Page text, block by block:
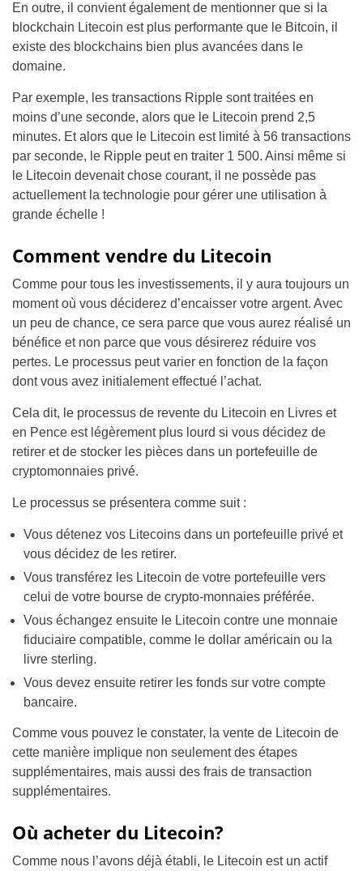
En outre, il convient également de mentionner que si la
blockchain Litecoin est plus performante que le Bitcoin, il
existe des blockchains bien plus avancées dans le
domaine.
Par exemple, les transactions Ripple sont traitées en
moins d’une seconde, alors que le Litecoin prend 2,5
minutes. Et alors que le Litecoin est limité à 56 transactions
par seconde, le Ripple peut en traiter 1 500. Ainsi même si
le Litecoin devenait chose courant, il ne possède pas
actuellement la technologie pour gérer une utilisation à
grande échelle !
Comment vendre du Litecoin
Comme pour tous les investissements, il y aura toujours un
moment où vous déciderez d’encaisser votre argent. Avec
un peu de chance, ce sera parce que vous aurez réalisé un
bénéfice et non parce que vous désirerez réduire vos
pertes. Le processus peut varier en fonction de la façon
dont vous avez initialement effectué l’achat.
Cela dit, le processus de revente du Litecoin en Livres et
en Pence est légèrement plus lourd si vous décidez de
retirer et de stocker les pièces dans un portefeuille de
cryptomonnaies privé.
Le processus se présentera comme suit :
Vous détenez vos Litecoins dans un portefeuille privé et
vous décidez de les retirer.
Vous transférez les Litecoin de votre portefeuille vers
celui de votre bourse de crypto-monnaies préférée.
Vous échangez ensuite le Litecoin contre une monnaie
fiduciaire compatible, comme le dollar américain ou la
livre sterling.
Vous devez ensuite retirer les fonds sur votre compte
bancaire.
Comme vous pouvez le constater, la vente de Litecoin de
cette manière implique non seulement des étapes
supplémentaires, mais aussi des frais de transaction
supplémentaires.
Où acheter du Litecoin?
Comme nous l’avons déjà établi, le Litecoin est un actif